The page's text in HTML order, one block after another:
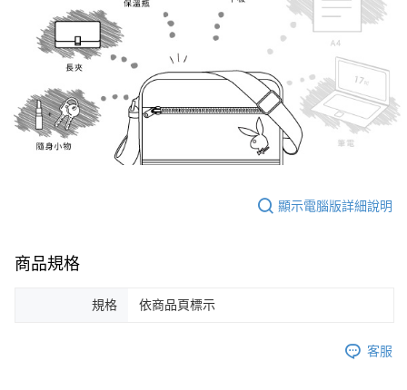
顯示電腦版詳細說明
商品規格
規格 依商品頁標示
客服